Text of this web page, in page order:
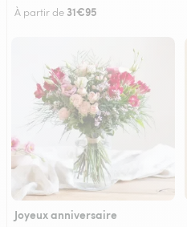
À partir de 31€95
Joyeux anniversaire